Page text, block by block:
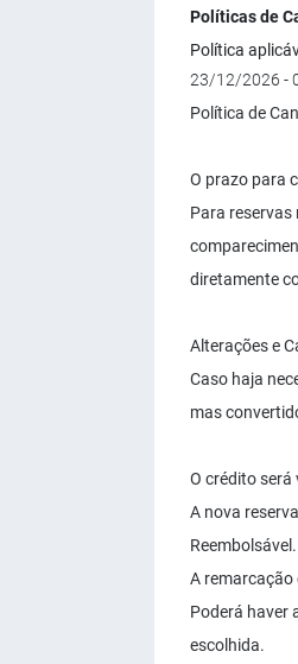
Políticas de
Política
23/12/2026 -
Política de
O prazo para
Para
diretamente
Alterações e
Caso haja
mas
O crédito
A nova
Reembolsável.
A remarcação
Poderá haver
escolhida.